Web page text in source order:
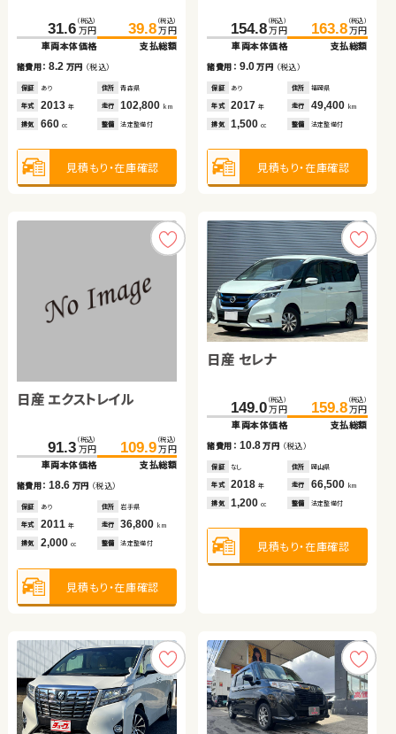
31.6 （税込）
万円
車両本体価格
39.8 （税込）
万円
支払総額
諸費用：8.2 万円 （税込）
保証 あり 住所 青森県
年式 2013 年 走行 102,800 km
排気 660 cc 整備 法定整備付
見積もり・在庫確認
154.8 （税込）
万円
車両本体価格
163.8 （税込）
万円
支払総額
諸費用： 9.0万円 （税込）
保証 あり 住所 福岡県
年式 2017年 走行 49,400 km
排気 1,500cc 整備 法定整備付
見積もり・在庫確認
日産 エクストレイル
91.3 （税込）
万円
車両本体価格
109.9 （税込）
万円
支払総額
諸費用：18.6 万円 （税込）
保証 あり 住所 岩手県
年式 2011 年 走行 36,800 km
排気 2,000 cc 整備 法定整備付
見積もり・在庫確認
日産 セレナ
149.0 （税込）
万円
車両本体価格
159.8 （税込）
万円
支払総額
諸費用： 10.8万円 （税込）
保証 なし 住所 岡山県
年式 2018年 走行 66,500 km
排気 1,200cc 整備 法定整備付
見積もり・在庫確認
157.3 （税込）
万円
車両本体価格
166.0 （税込）
万円
支払総額
諸費用：8.7 万円 （税込）
保証 なし 住所 長野県
年式 2015 年 走行 79,100km
排気 2,000 整備 法定整備付
見積もり・在庫確認
26.6 （税込）
万円
車両本体価格
34.8 （税込）
万円
支払総額
諸費用： 8.2万円 （税込）
保証 あり 住所 青森県
年式 2013年 走行 85,700 km
排気 660cc 整備 法定整備付
見積もり・在庫確認
117.4（税込）
万円
125.6
諸費用：8.2 万円（税込）
あり 埼玉県
年式 2018年 走行
排気 660 整備 法定整備付
見積もり・在庫確認
トヨタ ヴォクシー
46.0万円
車両本体価格
諸費用：13.0万円 （税込）
保証 なし 住所 長野県
排気 2,000cc 整備 法定整備付
60.8 （税込）
万円
車両本体価格
69.9 （税込）
万円
支払総額
諸費用：9.1 万円 （税込）
保証 あり 住所 岩手県
年式 2018 年 走行 68,800km
排気 660 cc 整備 法定整備付
見積もり・在庫確認
199.8 （税込）
万円
車両本体価格
215.3 （税込）
万円
支払総額
諸費用： 15.5万円（税込）
保証 あり 住所 静岡県
年式 2018年 走行 60,200 km
排気 2,000cc 整備 法定整備付
見積もり・在庫確認
日産 セレナ
97.0 （税込）
万円
車両本体価格
109.8 （税込）
万円
支払総額
諸費用：12.8 万円 （税込）
保証 あり 住所 岡山県
年式 2017 年 走行 108,400km
排気 2,000 cc 整備 法定整備付
見積もり・在庫確認
日産 エクストレイル
50.1 （税込）
万円
車両本体価格
59.1 （税込）
万円
支払総額
諸費用： 9.0万円（税込）
保証 なし 住所 埼玉県
年式 2009年 走行 102,400km
排気 2,000cc 整備 なし
見積もり・在庫確認
205.8 （税込）
万円
車両本体価格
212.0 （税込）
万円
支払総額
諸費用：6.2 万円 （税込）
保証 あり 住所 福島県
年式 2022 年 走行 35,800km
排気 1,400 整備 法定整備付
見積もり・在庫確認
110.1 （税込）
万円
車両本体価格
119.5 （税込）
万円
支払総額
諸費用： 9.4万円 （税込）
保証 あり 住所 神奈川県
年式 2016年 走行 35,100 km
排気 1,500cc 整備 なし
見積もり・在庫確認